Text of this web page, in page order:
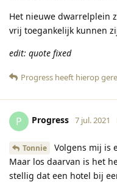
Het nieuwe dwarrelplein
vrij toegankelijk kunnen
edit: quote fixed
Progress heeft hierop
P Progress 7 jul. 2021
Tonnie
Volgens mij is
Maar los daarvan is het
stellig dat een hotel bij